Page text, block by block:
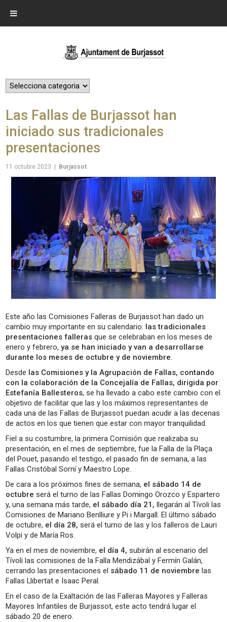
Las Fallas de Burjassot han
iniciado sus tradicionales
presentaciones
11 octubre 2023 Burjassot
Este año las Comisiones Falleras de Burjassot han dado un
cambio muy importante en su calendario: las tradicionales
presentaciones falleras que se celebraban en los meses de
enero y febrero,ya se han iniciado y van a desarrollarse
durante los meses de octubre y de noviembre.
Desde las Comisiones y la Agrupación de Fallas, contando
con la colaboración de la Concejalía de Fallas, dirigida por
Estefanía Ballesteros, se ha llevado a cabo este cambio con el
objetivo de facilitar que las y los máximos representantes de
cada una de las Fallas de Burjassot puedan acudir a las decenas
de actos en los que tienen que estar con mayor tranquilidad.
Fiel a su costumbre, la primera Comisión que realizaba su
presentación, en el mes de septiembre, fue la Falla de la Plaça
del Pouet, pasando el testigo, el pasado fin de semana, a las
Fallas Cristóbal Sorní y Maestro Lope.
De cara a los próximos fines de semana, el sábado 14 de
octubre será el turno de las Fallas Domingo Orozco y Espartero
y, una semana más tarde, el sábado día 21, llegarán al Tívoli las
Comisiones de Mariano Benlliure y Pi i Margall. El último sábado
de octubre, el día 28, será el turno de las y los falleros de Lauri
Volpi y de María Ros.
Ya en el mes de noviembre, el día 4, subirán al escenario del
Tívoli las comisiones de la Falla Mendizábal y Fermín Galán,
cerrando las presentaciones el sábado 11 de noviembre las
Fallas Llibertat e Isaac Peral.
En el caso de la Exaltación de las Falleras Mayores y Falleras
Mayores Infantiles de Burjassot, este acto tendrá lugar el
sábado 20 de enero.